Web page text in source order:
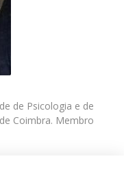
de Psicologia e de
Coimbra. Membro